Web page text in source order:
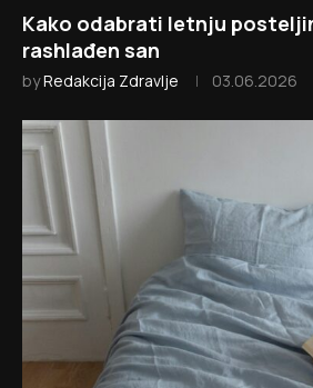
Kako odabrati letnju
rashlađen san
byRedakcija Zdravlje 03.06.2026